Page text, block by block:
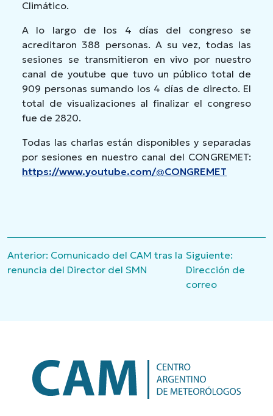
Climático.
A lo largo de los 4 días del congreso se
acreditaron 388 personas. A su vez, todas las
sesiones se transmitieron en vivo por nuestro
canal de youtube que tuvo un público total de
909 personas sumando los 4 días de directo. El
total de visualizaciones al finalizar el congreso
fue de 2820.
Todas las charlas están disponibles y separadas
por sesiones en nuestro canal del CONGREMET:
https://www.youtube.com/@CONGREMET
de
Anterior: Comunicado del CAM tras la
renuncia del Director del SMN
Siguiente:
Dirección de
correo